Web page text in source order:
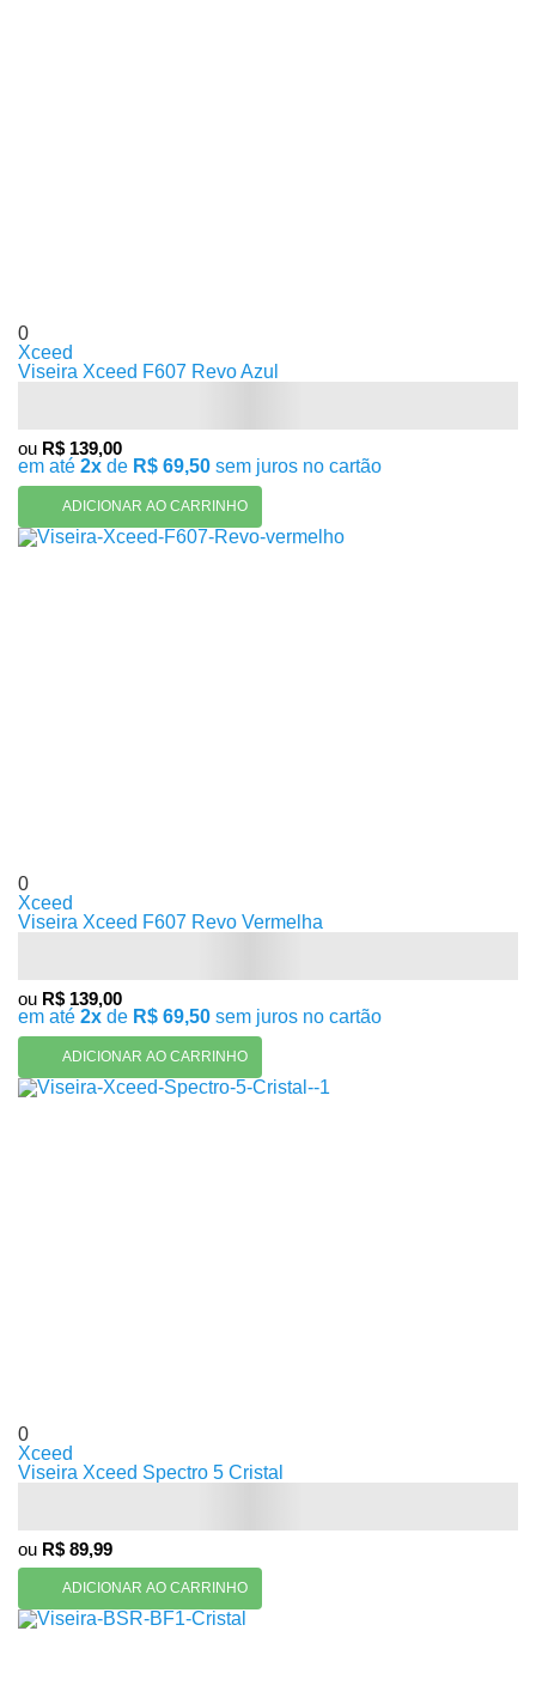
0
Xceed
Viseira Xceed F607 Revo Azul
ou R$ 139,00
em até 2x de R$ 69,50 sem juros no cartão
ADICIONAR AO CARRINHO
0
Xceed
Viseira Xceed F607 Revo Vermelha
ou R$ 139,00
em até 2x de R$ 69,50 sem juros no cartão
ADICIONAR AO CARRINHO
0
Xceed
Viseira Xceed Spectro 5 Cristal
ou R$ 89,99
ADICIONAR AO CARRINHO